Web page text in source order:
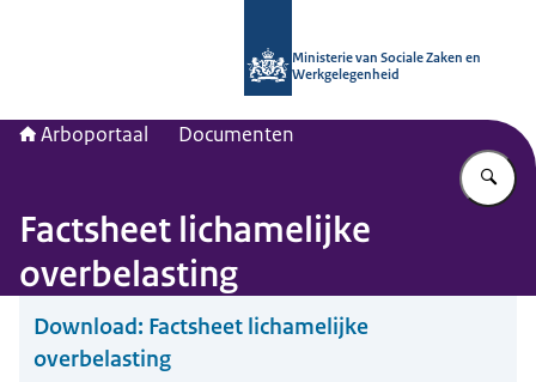
Ministerie van Sociale Zaken en
Werkgelegenheid
Arboportaal Documenten
Factsheet lichamelijke
overbelasting
Download: Factsheet lichamelijke
overbelasting